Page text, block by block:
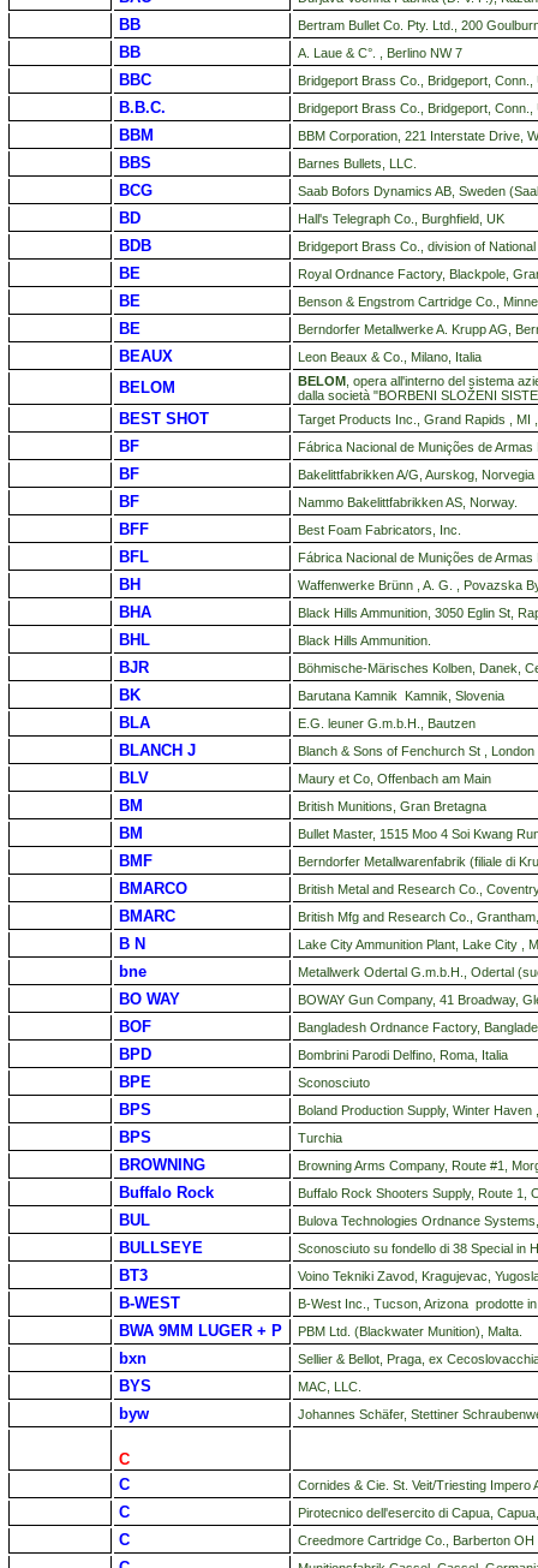
BB Bertram Bullet Co. Pty. Ltd., 200
BB A. Laue & C°. , Berlino NW 7
BBC Bridgeport Brass Co., Bridgeport,
B.B.C. Bridgeport Brass Co., Bridgeport,
BBM BBM Corporation, 221 Interstate Drive,
BBS Barnes Bullets, LLC.
BCG Saab Bofors Dynamics AB, Sweden
BD Hall's Telegraph Co., Burghfield, UK
BDB Bridgeport Brass Co., division of
BE Royal Ordnance Factory, Blackpole,
BE Benson & Engstrom Cartridge Co.,
BE Berndorfer Metallwerke A. Krupp AG,
BEAUX Leon Beaux & Co., Milano, Italia
BELOM BELOM, opera all'interno del sistema
dalla società "BORBENI SLOŽENI
BEST SHOT Target Products Inc., Grand Rapids , MI
BF Fábrica Nacional de Munições de
BF Bakelittfabrikken A/G, Aurskog, Norvegia
BF Nammo Bakelittfabrikken AS, Norway.
BFF Best Foam Fabricators, Inc.
BFL Fábrica Nacional de Munições de
BH Waffenwerke Brünn , A. G. , Povazska
BHA Black Hills Ammunition, 3050 Eglin St,
BHL Black Hills Ammunition.
BJR Böhmische-Märisches Kolben, Danek,
BK Barutana Kamnik Kamnik, Slovenia
BLA E.G. leuner G.m.b.H., Bautzen
BLANCH J Blanch & Sons of Fenchurch St ,
BLV Maury et Co, Offenbach am Main
BM British Munitions, Gran Bretagna
BM Bullet Master, 1515 Moo 4 Soi Kwang
BMF Berndorfer Metallwarenfabrik (filiale di
BMARCO British Metal and Research Co.,
BMARC British Mfg and Research Co.,
B N Lake City Ammunition Plant, Lake City ,
bne Metallwerk Odertal G.m.b.H., Odertal
BO WAY BOWAY Gun Company, 41 Broadway,
BOF Bangladesh Ordnance Factory,
BPD Bombrini Parodi Delfino, Roma, Italia
BPE Sconosciuto
BPS Boland Production Supply, Winter Haven
BPS Turchia
BROWNING Browning Arms Company, Route #1,
Buffalo Rock Buffalo Rock Shooters Supply, Route 1,
BUL Bulova Technologies Ordnance
BULLSEYE Sconosciuto su fondello di 38 Special in
BT3 Voino Tekniki Zavod, Kragujevac,
B-WEST B-West Inc., Tucson, Arizona prodotte
BWA 9MM LUGER + P PBM Ltd. (Blackwater Munition), Malta.
bxn Sellier & Bellot, Praga, ex
BYS MAC, LLC.
byw Johannes Schäfer, Stettiner
C
C
Cornides & Cie. St. Veit/Triesting Impero
C Pirotecnico dell'esercito di Capua,
C Creedmore Cartridge Co., Barberton OH